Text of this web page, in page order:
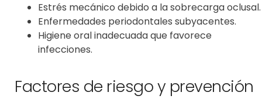
Estrés mecánico debido a la sobrecarga oclusal.
Enfermedades periodontales subyacentes.
Higiene oral inadecuada que favorece
infecciones.
Factores de riesgo y prevención